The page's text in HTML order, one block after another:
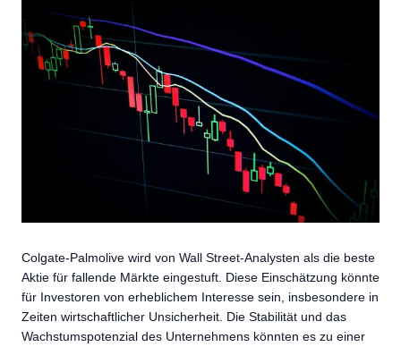
Colgate-Palmolive wird von Wall Street-Analysten als die beste
Aktie für fallende Märkte eingestuft. Diese Einschätzung könnte
für Investoren von erheblichem Interesse sein, insbesondere in
Zeiten wirtschaftlicher Unsicherheit. Die Stabilität und das
Wachstumspotenzial des Unternehmens könnten es zu einer